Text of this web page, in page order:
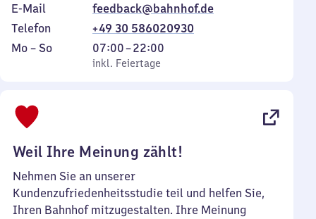
E-Mail
feedback@bahnhof.de
Telefon
+49 30 586020930
Montag
Mo – So,
inkl. Feiertage
07:00–22:00
Von
7
inkl. Feiertage
Weil Ihre Meinung zählt!
Nehmen Sie an unserer
Kundenzufriedenheitsstudie teil und helfen Sie,
Ihren Bahnhof mitzugestalten. Ihre Meinung